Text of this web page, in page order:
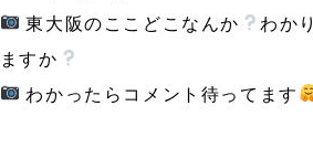
東大阪のここどこなんか
わかり
ますか
わかったらコメント待ってます